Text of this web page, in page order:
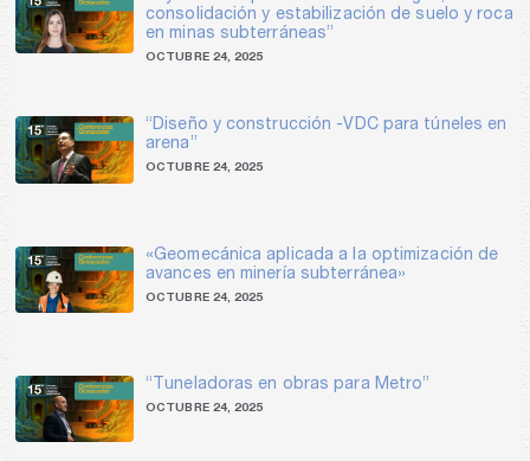
consolidación y estabilización de suelo y roca
en minas subterráneas”
OCTUBRE 24, 2025
“Diseño y construcción -VDC para túneles en
arena”
OCTUBRE 24, 2025
«Geomecánica aplicada a la optimización de
avances en minería subterránea»
OCTUBRE 24, 2025
“Tuneladoras en obras para Metro”
OCTUBRE 24, 2025